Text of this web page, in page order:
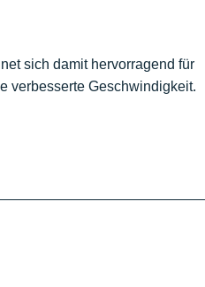
sich damit hervorragend für
verbesserte Geschwindigkeit.